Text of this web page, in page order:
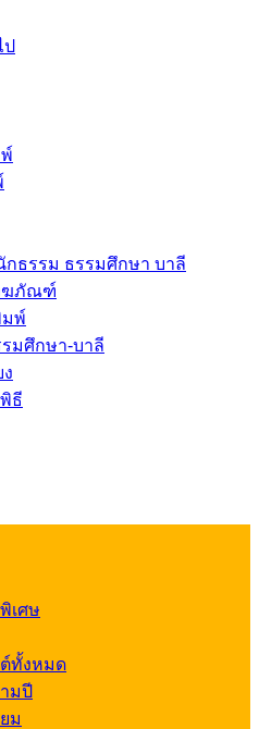
กธรรม ธรรมศึกษา บาลี
งฆภัณฑ์
มพ์
มศึกษา-บาลี
ง
ธี
เศษ
ทั้งหมด
มปี
ม